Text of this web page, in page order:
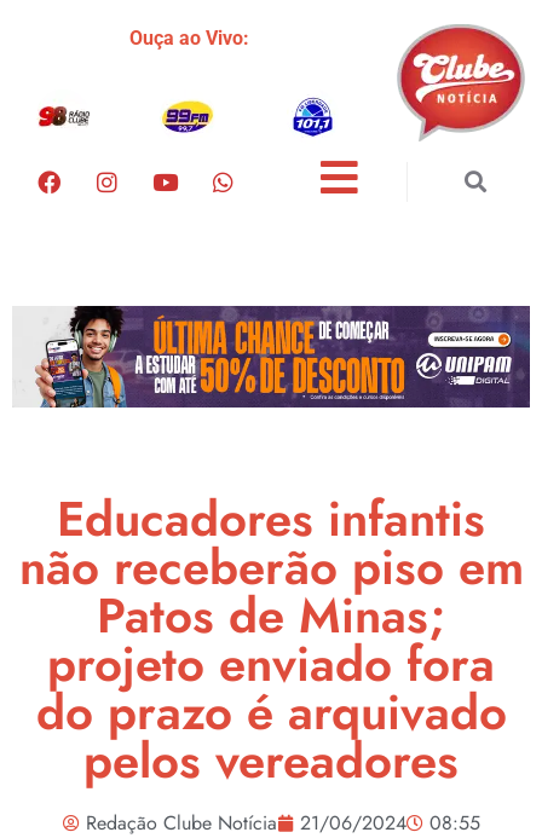
Ouça ao Vivo:
Educadores infantis
não receberão piso em
Patos de Minas;
projeto enviado fora
do prazo é arquivado
pelos vereadores
Redação Clube Notícia 21/06/2024
08:55